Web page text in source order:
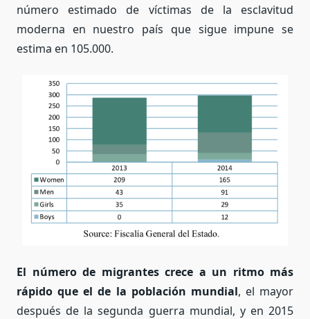
número estimado de víctimas de la esclavitud
moderna en nuestro país que sigue impune se
estima en 105.000.
El número de migrantes crece a un ritmo más
rápido que el de la población mundial, el mayor
después de la segunda guerra mundial, y en 2015